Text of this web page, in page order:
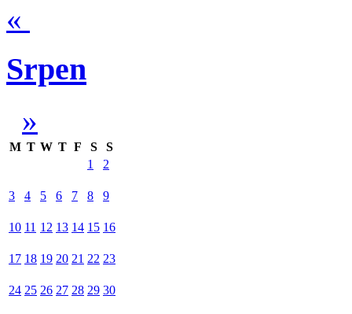
«
Srpen
»
M T W T F S
S
1
2
3 4 5 6 7 8 9
10 11 12 13 14 15 16
17 18 19 20 21 22 23
24 25 26 27 28 29 30